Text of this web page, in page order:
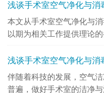
浅谈手术室空气净化与
本文从手术室空气净化与
以期为相关工作提供理论的
浅谈手术室空气净化与
伴随着科技的发展，空气
普遍，做好手术室的洁净